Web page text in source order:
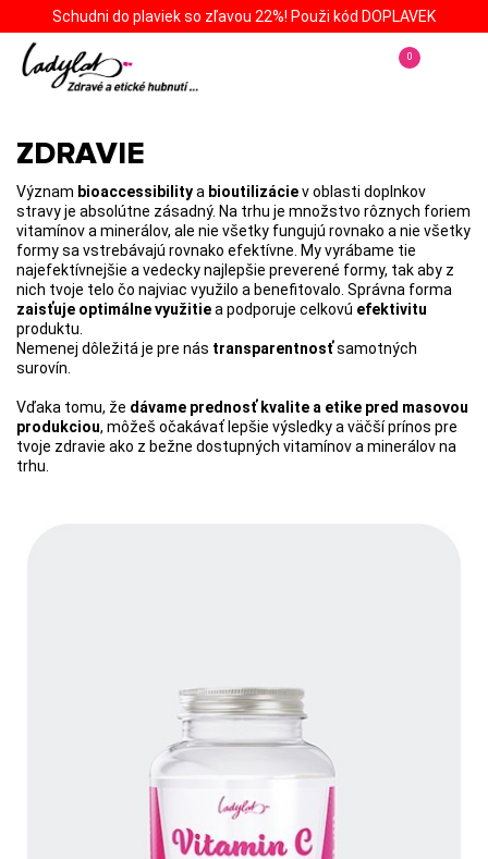
Schudni do plaviek so zľavou 22%! Použi kód DOPLAVEK
0
ZDRAVIE
Význam bioaccessibilitya bioutilizáciev oblasti doplnkov
stravy je absolútne zásadný. Na trhu je množstvo rôznych foriem
vitamínov a minerálov, ale nie všetky fungujú rovnako a nie všetky
formy sa vstrebávajú rovnako efektívne. My vyrábame tie
najefektívnejšie a vedecky najlepšie preverené formy, tak aby z
nich tvoje telo čo najviac využilo a benefitovalo. Správna forma
zaisťuje optimálne využitiea podporuje celkovú efektivitu
produktu.
Nemenej dôležitá je pre nás transparentnosťsamotných
surovín.
Vďaka tomu, že dávame prednosť kvalite a etike pred masovou
produkciou, môžeš očakávať lepšie výsledky a väčší prínos pre
tvoje zdravie ako z bežne dostupných vitamínov a minerálov na
trhu.